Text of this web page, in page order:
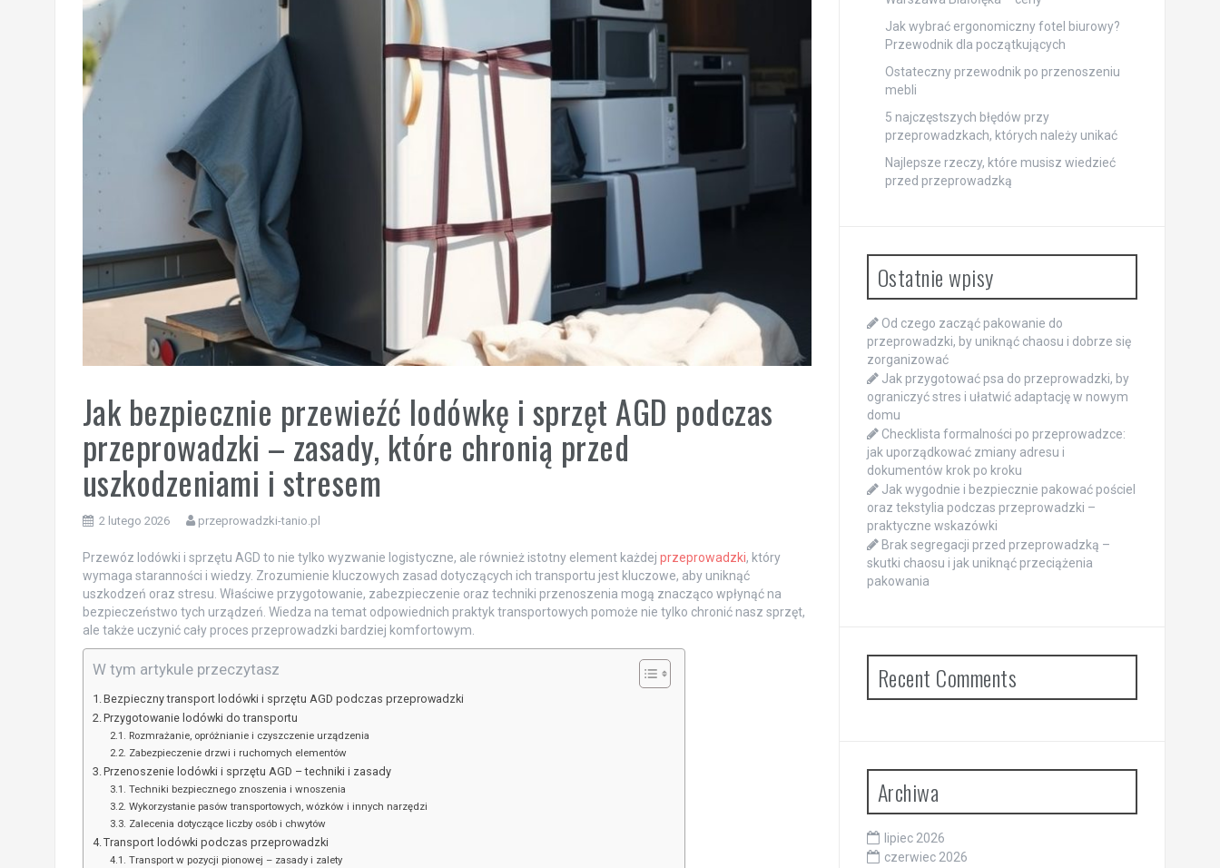
Jak bezpiecznie przewieźć lodówkę i sprzęt AGD podczas
przeprowadzki – zasady, które chronią przed
uszkodzeniami i stresem
2 lutego 2026 przeprowadzki-tanio.pl
Przewóz lodówki i sprzętu AGD to nie tylko wyzwanie logistyczne, ale również istotny element każdej przeprowadzki, który
wymaga staranności i wiedzy. Zrozumienie kluczowych zasad dotyczących ich transportu jest kluczowe, aby uniknąć
uszkodzeń oraz stresu. Właściwe przygotowanie, zabezpieczenie oraz techniki przenoszenia mogą znacząco wpłynąć na
bezpieczeństwo tych urządzeń. Wiedza na temat odpowiednich praktyk transportowych pomoże nie tylko chronić nasz sprzęt,
ale także uczynić cały proces przeprowadzki bardziej komfortowym.
W tym artykule przeczytasz
Bezpieczny transport lodówki i sprzętu AGD podczas przeprowadzki
Przygotowanie lodówki do transportu
Rozmrażanie, opróżnianie i czyszczenie urządzenia
Zabezpieczenie drzwi i ruchomych elementów
Przenoszenie lodówki i sprzętu AGD – techniki i zasady
Techniki bezpiecznego znoszenia i wnoszenia
Wykorzystanie pasów transportowych, wózków i innych narzędzi
Zalecenia dotyczące liczby osób i chwytów
Transport lodówki podczas przeprowadzki
Transport w pozycji pionowej – zasady i zalety
Jak wybrać ergonomiczny fotel biurowy?
Przewodnik dla początkujących
Ostateczny przewodnik po przenoszeniu
mebli
5 najczęstszych błędów przy
przeprowadzkach, których należy unikać
Najlepsze rzeczy, które musisz wiedzieć
przed przeprowadzką
Ostatnie wpisy
Od czego zacząć pakowanie do
przeprowadzki, by uniknąć chaosu i dobrze się
zorganizować
Jak przygotować psa do przeprowadzki, by
ograniczyć stres i ułatwić adaptację w nowym
domu
Checklista formalności po przeprowadzce:
jak uporządkować zmiany adresu i
dokumentów krok po kroku
Jak wygodnie i bezpiecznie pakować pościel
oraz tekstylia podczas przeprowadzki –
praktyczne wskazówki
Brak segregacji przed przeprowadzką –
skutki chaosu i jak uniknąć przeciążenia
pakowania
Recent Comments
Archiwa
lipiec 2026
czerwiec 2026